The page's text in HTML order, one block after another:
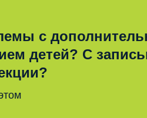
с
детей? С